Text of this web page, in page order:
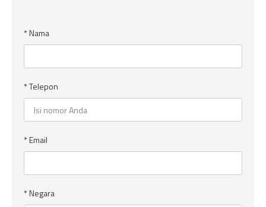
* Nama
* Telepon
* Email
* Negara